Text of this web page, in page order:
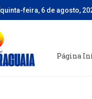
quinta-feira, 6 de agosto,
Página